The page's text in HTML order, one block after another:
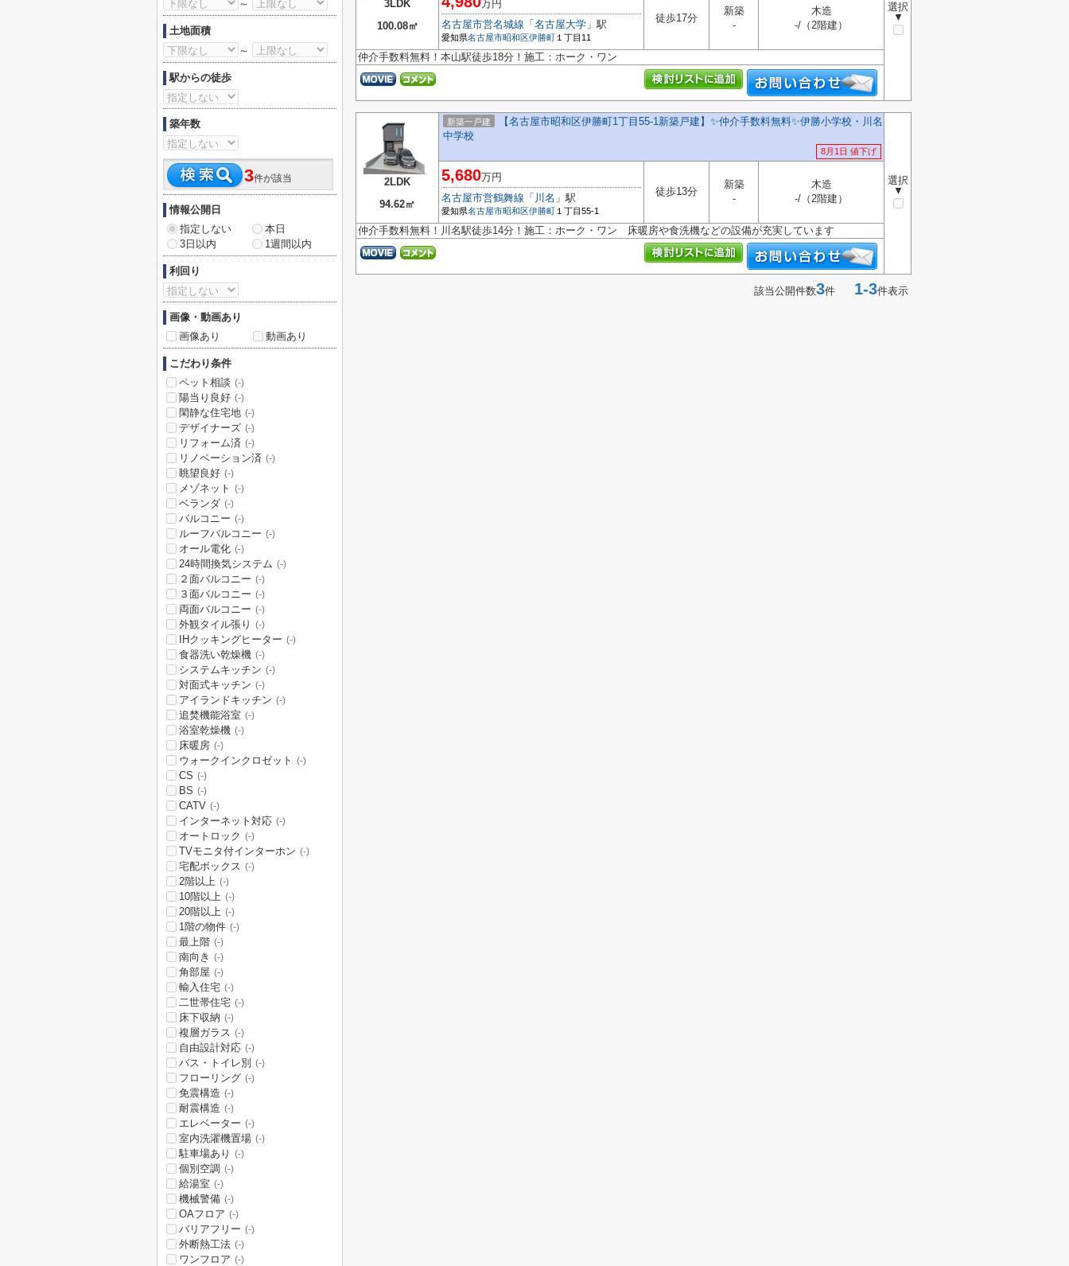
3LDK
100.08㎡
選択
▼
万円
名古屋市営名城線 「 名古屋大学 」駅
愛知県名古屋市昭和区伊勝町 １丁目11
徒歩17分
新築
-
木造
-/（2階建）
仲介手数料無料！本山駅徒歩18分！施工：ホーク・ワン
2LDK
94.62㎡
新築一戸建
【名古屋市昭和区伊勝町1丁目55-1新築戸建】✨️仲介手数料無料✨️伊勝小学校・川名
中学校
8月1日 値下げ
選択
▼
5,680万円
名古屋市営鶴舞線 「 川名 」駅
愛知県名古屋市昭和区伊勝町 １丁目55-1
徒歩13分
新築
-
木造
-/（2階建）
仲介手数料無料！川名駅徒歩14分！施工：ホーク・ワン 床暖房や食洗機などの設備が充実しています
該当公開件数3件 1-3件表示
～
土地面積
～
駅からの徒歩
築年数
3件が該当
情報公開日
指定しない
本日
3日以内
1週間以内
利回り
画像・動画あり
画像あり
動画あり
こだわり条件
ペット相談 (-)
陽当り良好 (-)
閑静な住宅地 (-)
デザイナーズ (-)
リフォーム済 (-)
リノベーション済 (-)
眺望良好 (-)
メゾネット (-)
ベランダ (-)
バルコニー (-)
ルーフバルコニー (-)
オール電化 (-)
24時間換気システム (-)
２面バルコニー (-)
３面バルコニー (-)
両面バルコニー (-)
外観タイル張り (-)
IHクッキングヒーター (-)
食器洗い乾燥機 (-)
システムキッチン (-)
対面式キッチン (-)
アイランドキッチン (-)
追焚機能浴室 (-)
浴室乾燥機 (-)
床暖房 (-)
ウォークインクロゼット (-)
CS (-)
BS (-)
CATV (-)
インターネット対応 (-)
オートロック (-)
TVモニタ付インターホン (-)
宅配ボックス (-)
2階以上 (-)
10階以上 (-)
20階以上 (-)
1階の物件 (-)
最上階 (-)
南向き (-)
角部屋 (-)
輸入住宅 (-)
二世帯住宅 (-)
床下収納 (-)
複層ガラス (-)
自由設計対応 (-)
バス・トイレ別 (-)
フローリング (-)
免震構造 (-)
耐震構造 (-)
エレベーター (-)
室内洗濯機置場 (-)
駐車場あり (-)
個別空調 (-)
給湯室 (-)
機械警備 (-)
OAフロア (-)
バリアフリー (-)
外断熱工法 (-)
ワンフロア (-)